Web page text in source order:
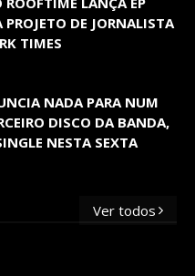
PROJETO DE JORNALISTA
TIMES
NADA PARA NUM
DISCO DA BANDA,
NESTA SEXTA
Ver todos